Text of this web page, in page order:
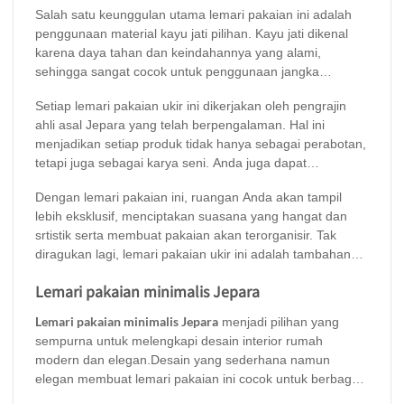
tahan lama, tetapi juga memamerkan detail ukiran yang
halus dan elegan. Motif ukirannya memberikan sentuhan
artistik yang sesuai untuk berbagai gaya ruangan, baik
klasik maupun modern.
Salah satu keunggulan utama lemari pakaian ini adalah
penggunaan material kayu jati pilihan. Kayu jati dikenal
karena daya tahan dan keindahannya yang alami,
sehingga sangat cocok untuk penggunaan jangka
menambah kesan mewah dan anggun pada setiap
sudutnya,
Setiap lemari pakaian ukir ini dikerjakan oleh pengrajin
ahli asal Jepara yang telah berpengalaman. Hal ini
menjadikan setiap produk tidak hanya sebagai perabotan,
tetapi juga sebagai karya seni. Anda juga dapat
Anda. Tersedia berbagai pilihan warna finishing yang
dapat diselaraskan dengan tema interior rumah,
memberikan fleksibilitas dan gaya personal.
Dengan lemari pakaian ini, ruangan Anda akan tampil
lebih eksklusif, menciptakan suasana yang hangat dan
srtistik serta membuat pakaian akan terorganisir. Tak
diragukan lagi, lemari pakaian ukir ini adalah tambahan
ruangan di rumah Anda. Keindahannya akan membawa
dalam rumah Anda.
Lemari pakaian minimalis Jepara
Lemari pakaian minimalis Jepara menjadi pilihan yang
sempurna untuk melengkapi desain interior rumah
modern dan elegan.Desain yang sederhana namun
elegan membuat lemari pakaian ini cocok untuk berbagai